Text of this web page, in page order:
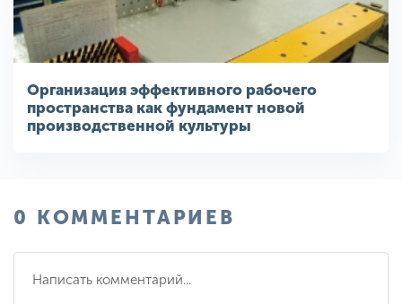
Организация эффективного рабочего
пространства как фундамент новой
производственной культуры
0 КОММЕНТАРИЕВ